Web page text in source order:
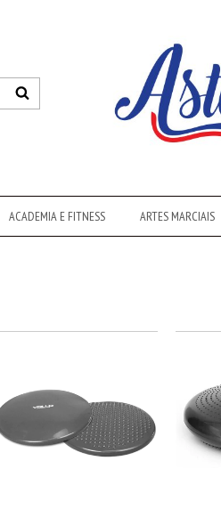
ACADEMIA E FITNESS ARTES MARCIAIS